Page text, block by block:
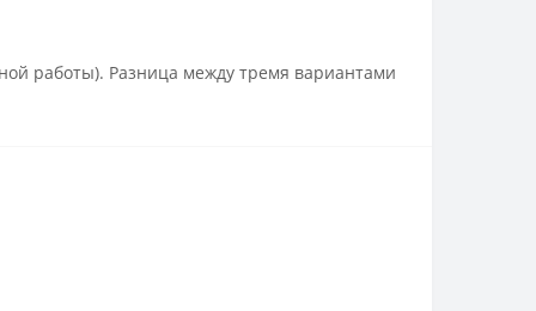
работы). Разница между тремя вариантами